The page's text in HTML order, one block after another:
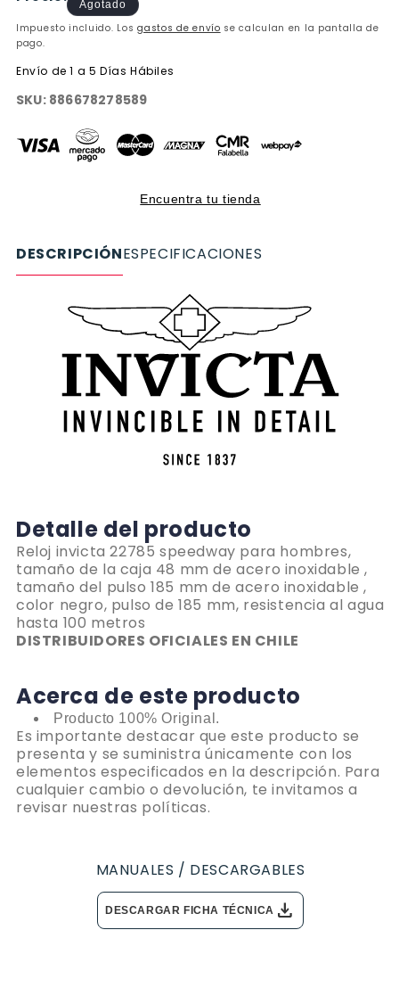
habitual
de
oferta
Agotado
Impuesto incluido. Losgastos de envío se calculan en la pantalla de
pago.
Envío de 1 a 5 Días Hábiles
SKU:886678278589
Encuentra tu tienda
DESCRIPCIÓNESPECIFICACIONES
Detalle del producto
Reloj invicta 22785 speedway para hombres,
tamaño de la caja 48 mm de acero inoxidable ,
tamaño del pulso 185 mm de acero inoxidable ,
color negro, pulso de 185 mm, resistencia al agua
hasta 100 metros
DISTRIBUIDORES OFICIALES EN CHILE
Acerca de este producto
Producto 100% Original.
Es importante destacar que este producto se
presenta y se suministra únicamente con los
elementos especificados en la descripción. Para
cualquier cambio o devolución, te invitamos a
revisar nuestras políticas.
MANUALES / DESCARGABLES
DESCARGAR FICHA TÉCNICA download